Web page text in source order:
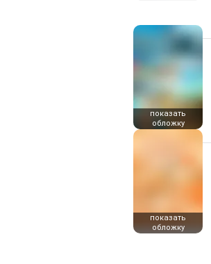
показать
обложку
показать
обложку